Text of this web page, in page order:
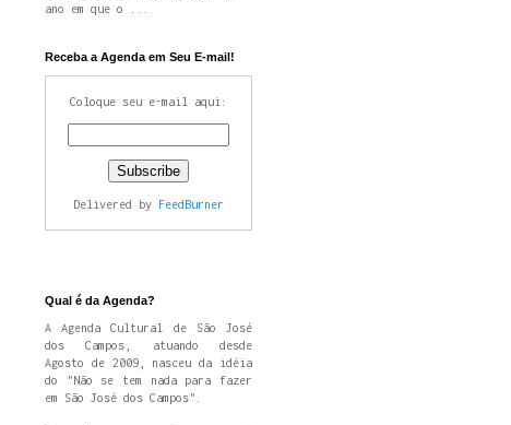
ano em que o ...
Receba a Agenda em Seu E-mail!
Coloque seu e-mail aqui:
Delivered by FeedBurner
Qual é da Agenda?
A Agenda Cultural de São José
dos Campos, atuando desde
Agosto de 2009, nasceu da idéia
do "Não se tem nada para fazer
em São José dos Campos".